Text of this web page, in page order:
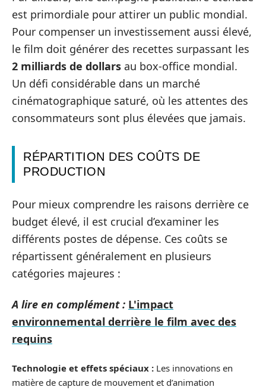
est primordiale pour attirer un public mondial.
Pour compenser un investissement aussi élevé,
le film doit générer des recettes surpassant les
2 milliards de dollars au box-office mondial.
Un défi considérable dans un marché
cinématographique saturé, où les attentes des
consommateurs sont plus élevées que jamais.
RÉPARTITION DES COÛTS DE
PRODUCTION
Pour mieux comprendre les raisons derrière ce
budget élevé, il est crucial d’examiner les
différents postes de dépense. Ces coûts se
répartissent généralement en plusieurs
catégories majeures :
A lire en complément : L'impact
environnemental derrière le film avec des
requins
Technologie et effets spéciaux : Les innovations en
matière de capture de mouvement et d’animation